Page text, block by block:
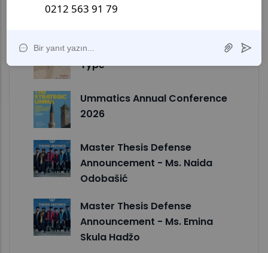
Announcement - Ms. Adna
Student Exhibition: Sevdah in
Type
Ummatics Annual Conference
2026
Master Thesis Defense
Announcement - Ms. Naida
Odobašić
Master Thesis Defense
Announcement - Ms. Emina
Skula Hadžo